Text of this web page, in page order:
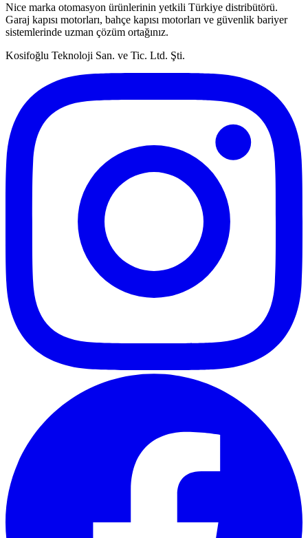
Nice marka otomasyon ürünlerinin yetkili Türkiye distribütörü.
Garaj kapısı motorları, bahçe kapısı motorları ve güvenlik bariyer
sistemlerinde uzman çözüm ortağınız.
Kosifoğlu Teknoloji San. ve Tic. Ltd. Şti.